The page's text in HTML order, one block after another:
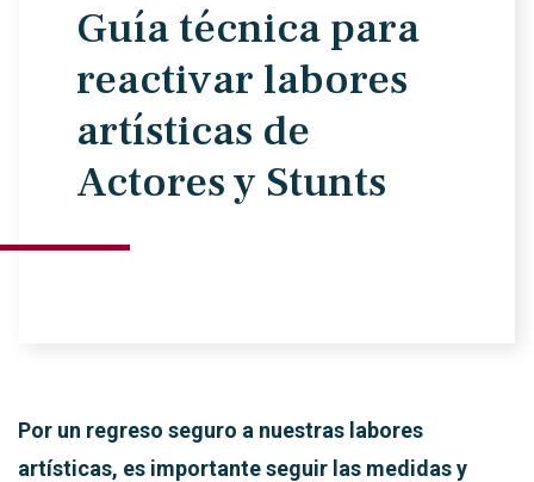
Guía técnica para
reactivar labores
artísticas de
Actores y Stunts
Por un regreso seguro a nuestras labores
artísticas, es importante seguir las medidas y